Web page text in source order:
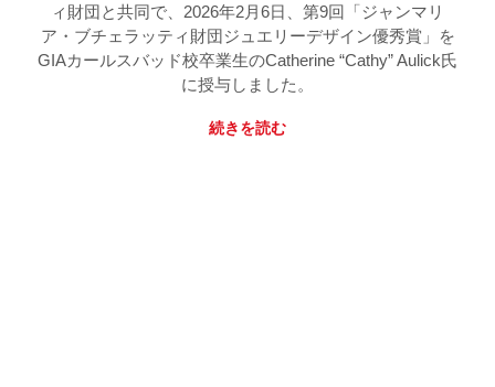
ィ財団と共同で、2026年2月6日、第9回「ジャンマリ
ア・ブチェラッティ財団ジュエリーデザイン優秀賞」を
GIAカールスバッド校卒業生のCatherine “Cathy” Aulick氏
に授与しました。
続きを読む